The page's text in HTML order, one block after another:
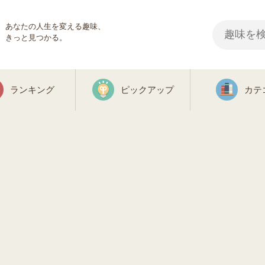
あなたの人生を変える趣味、
きっと見つかる。
ランキング ピックアップ カテ